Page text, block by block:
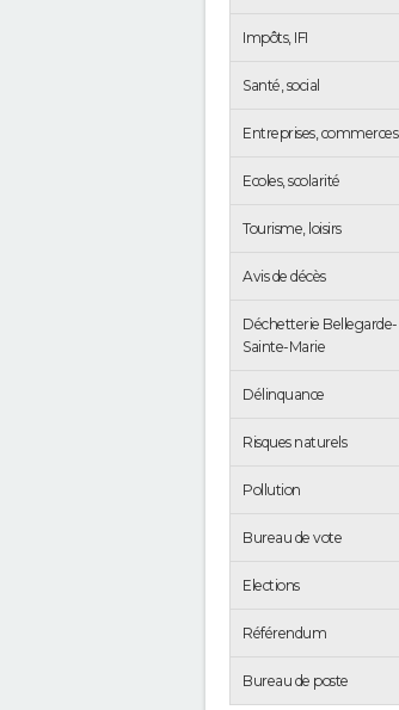
Impôts, IFI
Santé, social
Entreprises, commerces
Ecoles, scolarité
Tourisme, loisirs
Avis de décès
Déchetterie Bellegarde-
Sainte-Marie
Délinquance
Risques naturels
Pollution
Bureau de vote
Elections
Référendum
Bureau de poste